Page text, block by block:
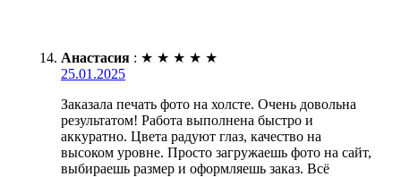
Анастасия : ★ ★ ★ ★ ★
25.01.2025
Заказала печать фото на холсте. Очень довольна
результатом! Работа выполнена быстро и
аккуратно. Цвета радуют глаз, качество на
высоком уровне. Просто загружаешь фото на сайт,
выбираешь размер и оформляешь заказ. Всё